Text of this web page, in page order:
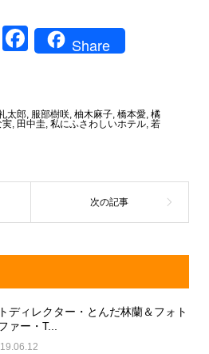
Li
F
e
o
k
Share
太郎, 服部樹咲, 柚木麻子, 橋本愛, 橘
実, 田中圭, 私にふさわしいホテル, 若
ディレクター・とんだ林蘭＆フォト
ァー・T...